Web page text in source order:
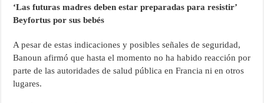
‘Las futuras madres deben estar preparadas para resistir’
Beyfortus por sus bebés
A pesar de estas indicaciones y posibles señales de seguridad,
Banoun afirmó que hasta el momento no ha habido reacción por
parte de las autoridades de salud pública en Francia ni en otros
lugares.